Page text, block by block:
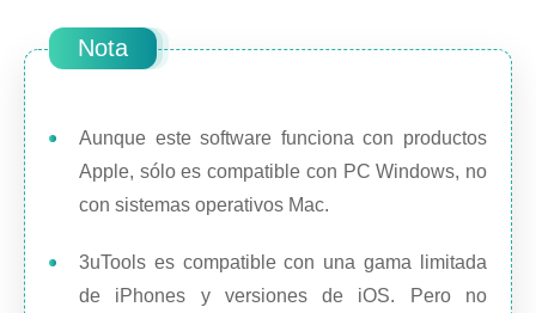
Nota
Aunque este software funciona con productos
Apple, sólo es compatible con PC Windows, no
con sistemas operativos Mac.
3uTools es compatible con una gama limitada
de iPhones y versiones de iOS. Pero no